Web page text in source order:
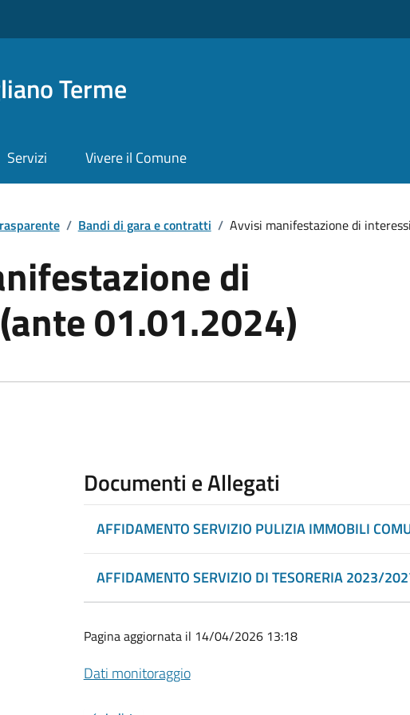
Terme
Servizi Vivere il Comune
/ Bandi di gara e contratti / Avvisi manifestazione di
di
01.01.2024)
Documenti e Allegati
AFFIDAMENTO SERVIZIO PULIZIA IMMOBILI
AFFIDAMENTO SERVIZIO DI TESORERIA 2023/
Pagina aggiornata il 14/04/2026 13:18
Dati monitoraggio